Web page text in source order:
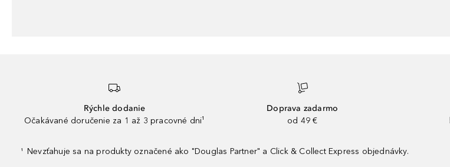
Rýchle dodanie
Očakávané doručenie za 1 až 3 pracovné dni¹
Doprava zadarmo
od 49 €
¹ Nevzťahuje sa na produkty označené ako "Douglas Partner" a Click & Collect Express objednávky.